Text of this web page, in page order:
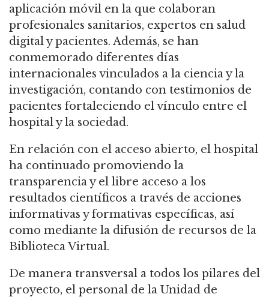
aplicación móvil en la que colaboran
profesionales sanitarios, expertos en salud
digital y pacientes. Además, se han
conmemorado diferentes días
internacionales vinculados a la ciencia y la
investigación, contando con testimonios de
pacientes fortaleciendo el vínculo entre el
hospital y la sociedad.
En relación con el acceso abierto, el hospital
ha continuado promoviendo la
transparencia y el libre acceso a los
resultados científicos a través de acciones
informativas y formativas específicas, así
como mediante la difusión de recursos de la
Biblioteca Virtual.
De manera transversal a todos los pilares del
proyecto, el personal de la Unidad de